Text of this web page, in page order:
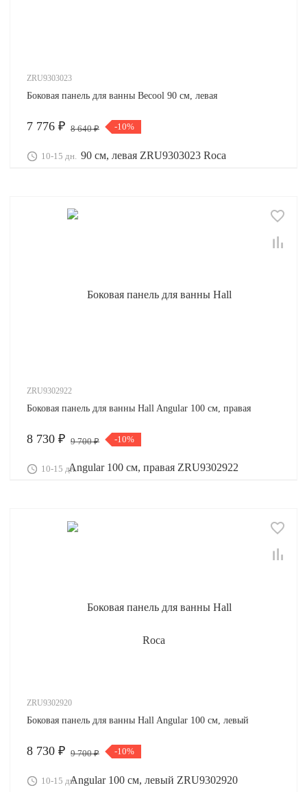
ZRU9303023
Боковая панель для ванны Becool 90 см, левая
7 776 ₽ 8 640 ₽ -10%
10-15 дн.
ZRU9302922
Боковая панель для ванны Hall Angular 100 см, правая
8 730 ₽ 9 700 ₽ -10%
10-15 дн.
ZRU9302920
Боковая панель для ванны Hall Angular 100 см, левый
8 730 ₽ 9 700 ₽ -10%
10-15 дн.